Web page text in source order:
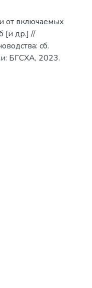
от включаемых
[и др.] //
сб.
БГСХА, 2023.